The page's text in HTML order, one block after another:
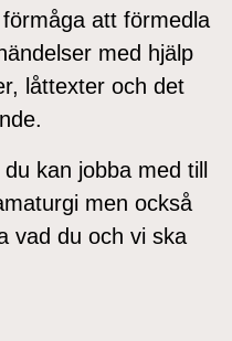
att förmedla
med hjälp
låttexter och det
kan jobba med till
men också
vad du och vi ska